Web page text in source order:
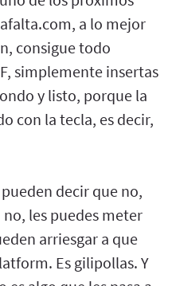
a lo mejor
consigue todo
simplemente insertas
y listo, porque la
con la tecla, es decir,
decir que no,
les puedes meter
arriesgar a que
Es gilipollas. Y